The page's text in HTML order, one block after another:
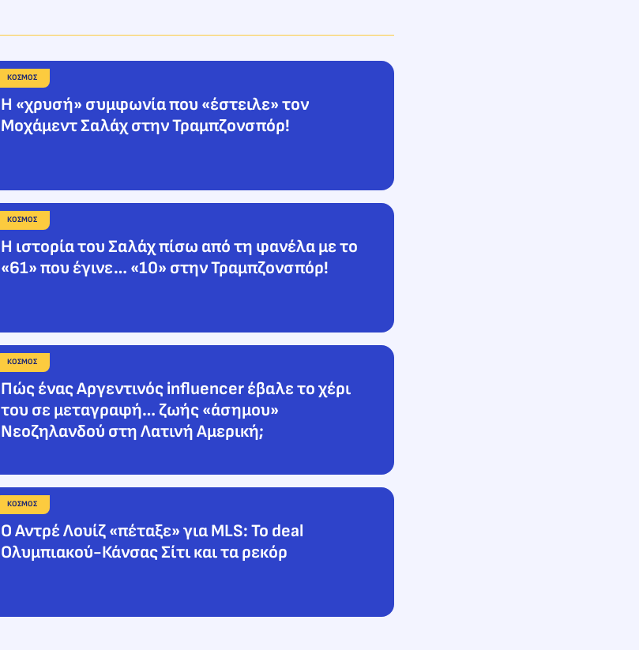
ΚΟΣΜΟΣ
H «χρυσή» συμφωνία που «έστειλε» τον
Μοχάμεντ Σαλάχ στην Τραμπζονσπόρ!
ΚΟΣΜΟΣ
Η ιστορία του Σαλάχ πίσω από τη φανέλα με το
«61» που έγινε… «10» στην Τραμπζονσπόρ!
ΚΟΣΜΟΣ
Πώς ένας Αργεντινός influencer έβαλε το χέρι
του σε μεταγραφή… ζωής «άσημου»
Νεοζηλανδού στη Λατινή Αμερική;
ΚΟΣΜΟΣ
Ο Αντρέ Λουίζ «πέταξε» για MLS: Το deal
Ολυμπιακού-Κάνσας Σίτι και τα ρεκόρ